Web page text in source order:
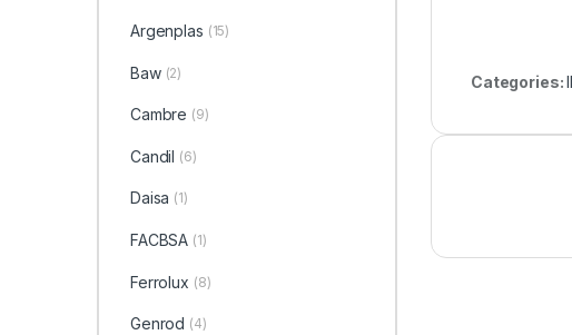
Categories:
Argenplas (15)
Baw (2)
Cambre (9)
Candil (6)
Daisa (1)
FACBSA (1)
Ferrolux (8)
Genrod (4)